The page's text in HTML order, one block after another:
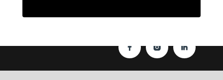
Datenschutz|Impressum| © perey-medien